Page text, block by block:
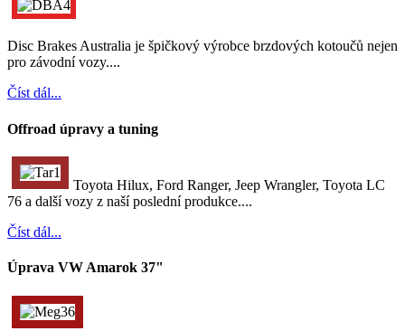
Disc Brakes Australia je špičkový výrobce brzdových kotoučů nejen
pro závodní vozy....
Číst dál...
Offroad úpravy a tuning
Toyota Hilux, Ford Ranger, Jeep Wrangler, Toyota LC
76 a další vozy z naší poslední produkce....
Číst dál...
Úprava VW Amarok 37"